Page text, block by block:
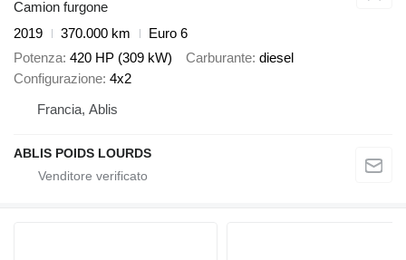
Camion furgone
2019
370.000 km
Euro 6
Potenza 420 HP (309 kW) Carburante diesel
Configurazione 4x2
Francia, Ablis
ABLIS POIDS LOURDS